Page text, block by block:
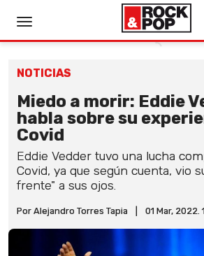
NOTICIAS
Miedo a morir: Eddie
habla sobre su
Covid
Eddie Vedder tuvo una lucha
Covid, ya que según cuenta, vio
frente" a sus ojos.
Por Alejandro Torres Tapia 01 Mar, 2022.